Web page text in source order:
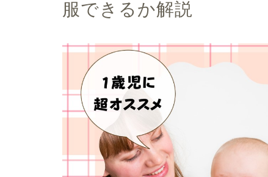
服できるか解説